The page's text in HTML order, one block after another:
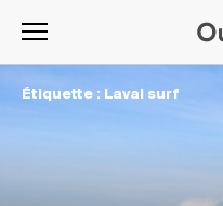
Étiquette : Laval surf